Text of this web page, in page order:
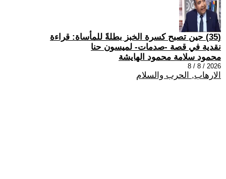
(35) حين تصبح كسرة الخبز بطلةً للمأساة: قراءة
نقدية في قصة -صدمات- لميسون حنا
محمود سلامة محمود الهايشة
2026 / 8 / 8
الارهاب, الحرب والسلام